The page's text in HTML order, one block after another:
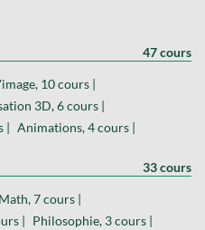
47 cours
10 cours |
3D, 6 cours |
Animations, 4 cours |
33 cours
Math, 7 cours |
|
Philosophie, 3 cours |